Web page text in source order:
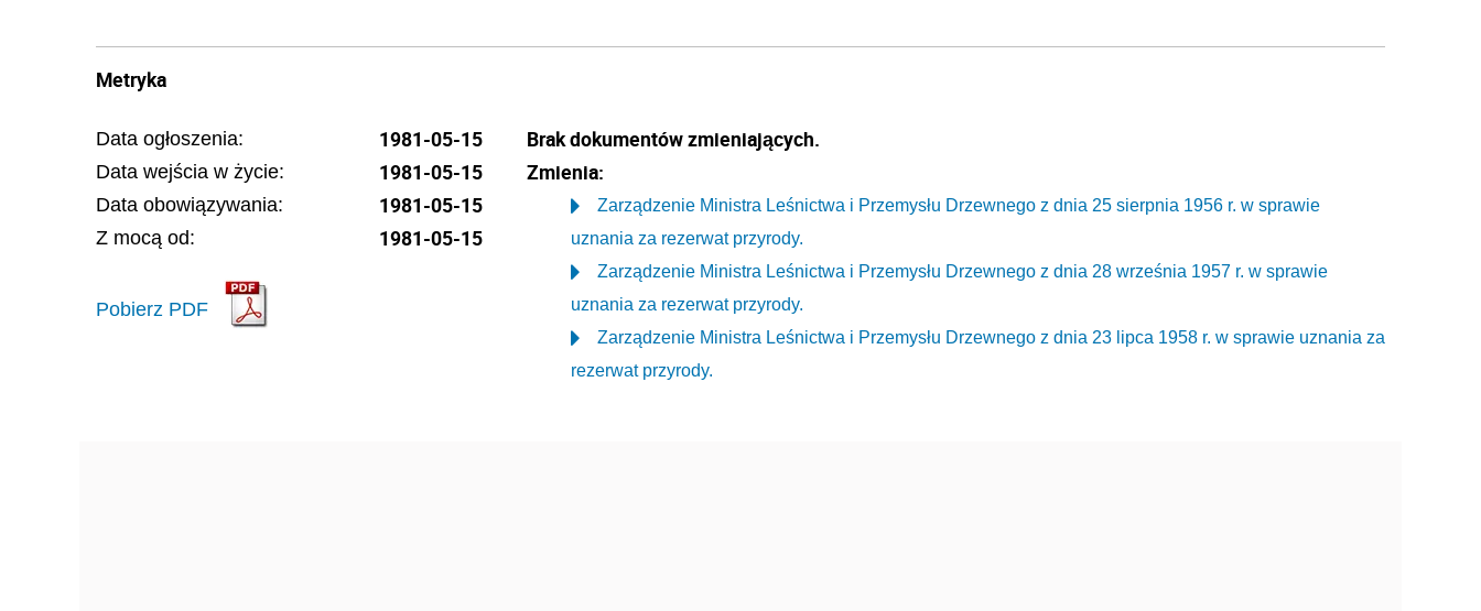
Metryka
Data ogłoszenia: 1981-05-15
Data wejścia w życie: 1981-05-15
Data obowiązywania: 1981-05-15
Z mocą od: 1981-05-15
Pobierz PDF
Brak dokumentów zmieniających.
Zmienia:
Zarządzenie Ministra Leśnictwa i Przemysłu Drzewnego z dnia 25 sierpnia 1956 r. w sprawie
uznania za rezerwat przyrody.
Zarządzenie Ministra Leśnictwa i Przemysłu Drzewnego z dnia 28 września 1957 r. w sprawie
uznania za rezerwat przyrody.
Zarządzenie Ministra Leśnictwa i Przemysłu Drzewnego z dnia 23 lipca 1958 r. w sprawie uznania za
rezerwat przyrody.